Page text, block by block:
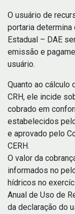
O usuário de
portaria determina
Estadual – DAE
emissão e
usuário.
Quanto ao cálculo
CRH, ele incide
cobrado em
estabelecidos
e aprovado pelo
CERH.
O valor da
informados no
hídricos no
Anual de Uso de
da declaração do